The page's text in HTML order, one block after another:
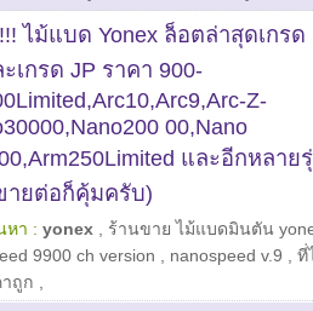
ไม้แบด Yonex ล็อตล่าสุดเกรด
เกรด JP ราคา 900-
Z-
00,Nano
และอีกหลา
ายต่อก็คุ้มครับ)
หา : yonex
ร้านขาย ไม้แบดมินตัน
9900 ch version
nanospeed v.9
ที่
ถูก